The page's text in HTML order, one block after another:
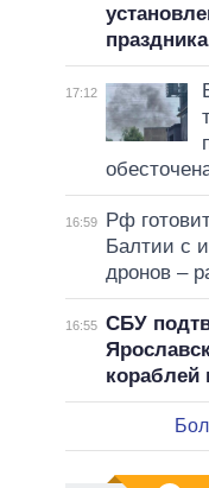
праздника
17:12
16:59
Рф
Балтии с
дронов –
16:55 СБУ
кораблей